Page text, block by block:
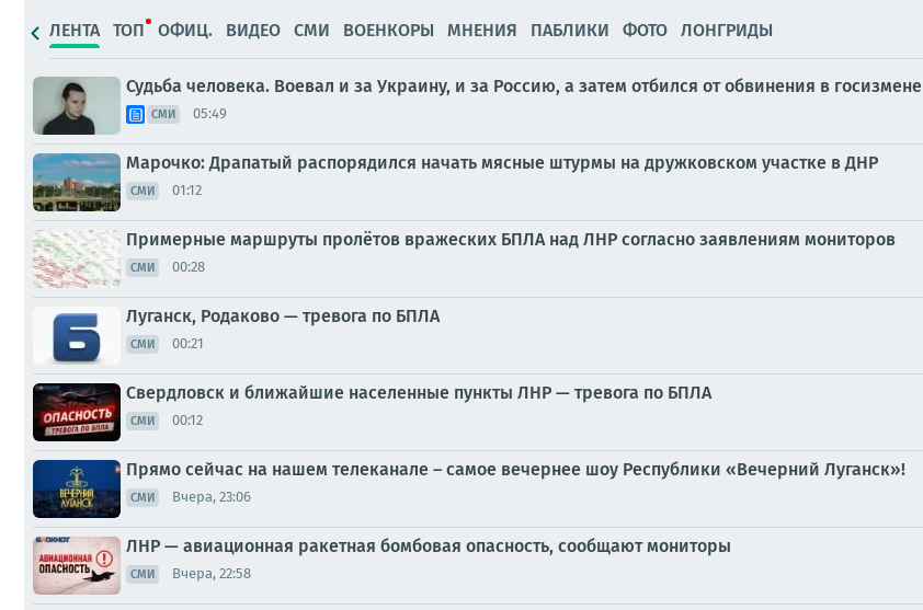
ЛЕНТА ТОП ОФИЦ. ВИДЕО СМИ ВОЕНКОРЫ МНЕНИЯ ПАБЛИКИ ФОТО ЛОНГРИДЫ
Судьба человека. Воевал и за Украину, и за Россию, а затем отбился от обвинения в госизмене
СМИ 05:49
Марочко: Драпатый распорядился начать мясные штурмы на дружковском участке в ДНР
СМИ 01:12
Примерные маршруты пролётов вражеских БПЛА над ЛНР согласно заявлениям мониторов
СМИ 00:28
Луганск, Родаково — тревога по БПЛА
СМИ 00:21
Свердловск и ближайшие населенные пункты ЛНР — тревога по БПЛА
СМИ 00:12
Прямо сейчас на нашем телеканале – самое вечернее шоу Республики «Вечерний Луганск»!
СМИ Вчера, 23:06
ЛНР — авиационная ракетная бомбовая опасность, сообщают мониторы
СМИ Вчера, 22:58